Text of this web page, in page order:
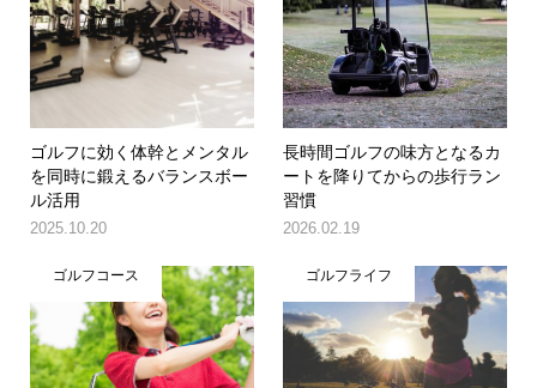
ゴルフに効く体幹とメンタル
を同時に鍛えるバランスボー
ル活用
2025.10.20
長時間ゴルフの味方となるカ
ートを降りてからの歩行ラン
習慣
2026.02.19
ゴルフコース ゴルフライフ